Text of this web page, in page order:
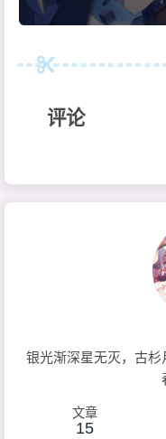
评论
银光渐深星无灭，古
文章
15